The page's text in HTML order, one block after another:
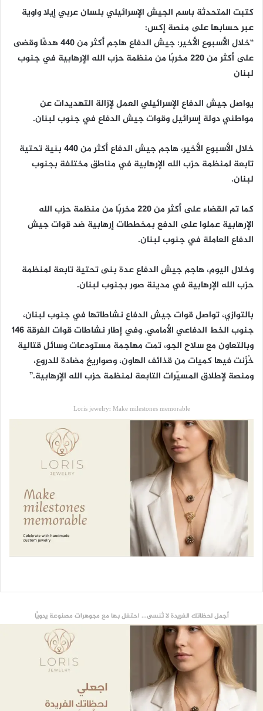
كتبت المتحدثة باسم الجيش الإسرائيلي بلسان عربي إيلا واوية
عبر حسابها على منصة إكس:
“خلال الأسبوع الأخير: جيش الدفاع هاجم أكثر من 440 هدفًا وقضى
على أكثر من 220 مخربًا من منظمة حزب الله الإرهابية في جنوب
لبنان
‏يواصل جيش الدفاع الإسرائيلي العمل لإزالة التهديدات عن
مواطني دولة إسرائيل وقوات جيش الدفاع في جنوب لبنان.
‏خلال الأسبوع الأخير، هاجم جيش الدفاع أكثر من 440 بنية تحتية
تابعة لمنظمة حزب الله الإرهابية في مناطق مختلفة بجنوب
لبنان.
‏كما تم القضاء على أكثر من 220 مخربًا من منظمة حزب الله
الإرهابية عملوا على الدفع بمخططات إرهابية ضد قوات جيش
الدفاع العاملة في جنوب لبنان.
‏وخلال اليوم، هاجم جيش الدفاع عدة بنى تحتية تابعة لمنظمة
حزب الله الإرهابية في مدينة صور بجنوب لبنان.
‏بالتوازي، تواصل قوات جيش الدفاع نشاطاتها في جنوب لبنان،
جنوب الخط الدفاعي الأمامي. وفي إطار نشاطات قوات الفرقة 146
وبالتعاون مع سلاح الجو، تمت مهاجمة مستودعات وسائل قتالية
خُزّنت فيها كميات من قذائف الهاون، وصواريخ مضادة للدروع،
ومنصة لإطلاق المسيّرات التابعة لمنظمة حزب الله الإرهابية.”
Loris jewelry: Make milestones memorable
أجمل لحظاتك الفريدة لا تُنسى... احتفل بها مع مجوهرات مصنوعة يدويًّا